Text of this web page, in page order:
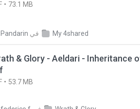
73.1 MB
Pandarin في My 4shared
& Glory - Aeldari - Inheritance
53.7 MB